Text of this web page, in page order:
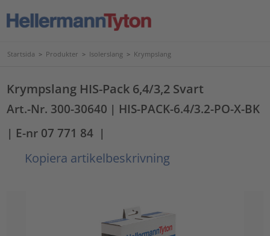
Startsida > Produkter > Isolerslang > Krympslang
Krympslang HIS-Pack 6,4/3,2 Svart
Art.-Nr. 300-30640 | HIS-PACK-6.4/3.2-PO-X-BK
| E-nr 07 771 84 |
Kopiera artikelbeskrivning